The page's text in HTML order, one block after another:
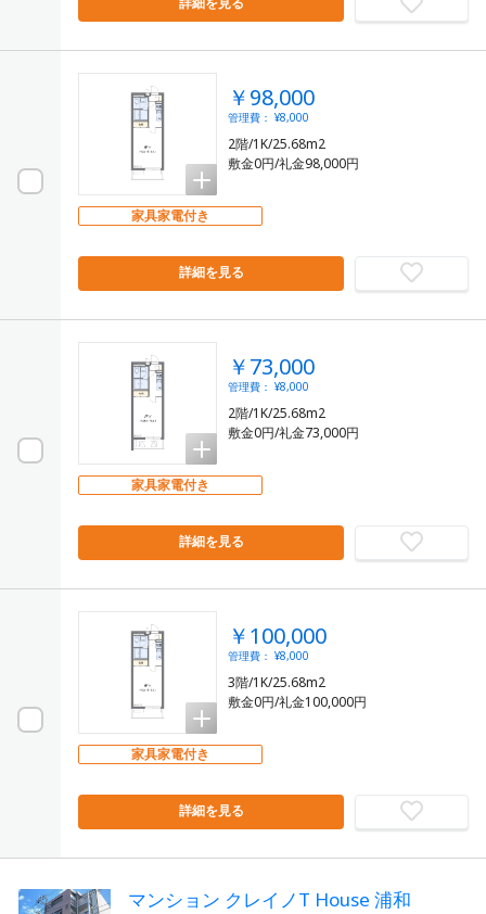
￥98,000
管理費： ¥8,000
2階/1K/25.68m2
敷金0円/礼金98,000円
家具家電付き
詳細を見る
￥73,000
管理費： ¥8,000
2階/1K/25.68m2
敷金0円/礼金73,000円
家具家電付き
詳細を見る
￥100,000
管理費： ¥8,000
3階/1K/25.68m2
敷金0円/礼金100,000円
家具家電付き
詳細を見る
マンション クレイノT House 浦和